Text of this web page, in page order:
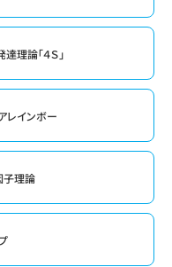
理論「４Ｓ」
レインボー
子理論